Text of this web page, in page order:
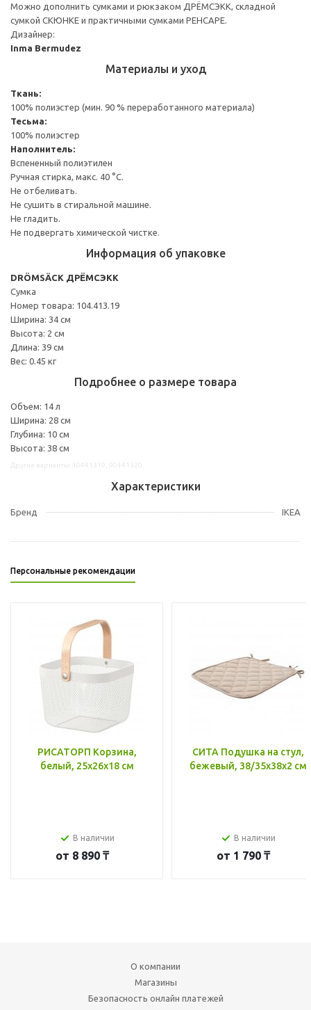
Можно дополнить сумками и рюкзаком ДРЁМСЭКК, складной
сумкой СКЮНКЕ и практичными сумками РЕНСАРЕ.
Дизайнер:
Inma Bermudez
Материалы и уход
Ткань:
100% полиэстер (мин. 90 % переработанного материала)
Тесьма:
100% полиэстер
Наполнитель:
Вспененный полиэтилен
Ручная стирка, макс. 40 °C.
Не отбеливать.
Не сушить в стиральной машине.
Не гладить.
Не подвергать химической чистке.
Информация об упаковке
DRÖMSÄCK ДРЁМСЭКК
Сумка
Номер товара: 104.413.19
Ширина: 34 см
Высота: 2 см
Длина: 39 см
Вес: 0.45 кг
Подробнее о размере товара
Объем: 14 л
Ширина: 28 см
Глубина: 10 см
Высота: 38 см
Характеристики
Бренд IKEA
Персональные рекомендации
РИСАТОРП Корзина,
белый, 25x26x18 см
В наличии
от 8 890 ₸
СИТА Подушка на стул,
бежевый, 38/35x38x2 см
В наличии
от 1 790 ₸
О компании
Магазины
Безопасность онлайн платежей